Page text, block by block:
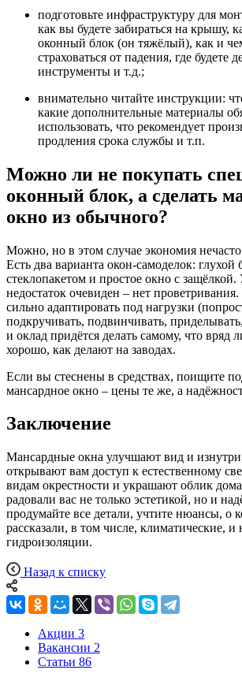
подготовьте инфраструктуру для
как вы будете забираться на крышу,
оконный блок (он тяжёлый), как и
страховаться от падения, где будете
инструменты и т.д.;
внимательно читайте инструкции:
какие дополнительные материалы
использовать, что рекомендует
продления срока службы и т.п.
Можно ли не покупать
оконный блок, а сделать
окно из обычного?
Можно, но в этом случае экономия
Есть два варианта окон-самоделок: глухой
стеклопакетом и простое окно с защёлкой.
недостаток очевиден – нет
сильно адаптировать под нагрузки
подкручивать, подвинчивать,
и оклад придётся делать самому, что вряд
хорошо, как делают на заводах.
Если вы стеснены в средствах, поищите
мансардное окно – цены те же, а
Заключение
Мансардные окна улучшают вид и
открывают вам доступ к естественному
видам окрестности и украшают облик
радовали вас не только эстетикой, но и
продумайте все детали, учтите нюансы, о
рассказали, в том числе, климатические, и
гидроизоляции.
Назад к списку
Акции 3
Вакансии 2
Статьи 86